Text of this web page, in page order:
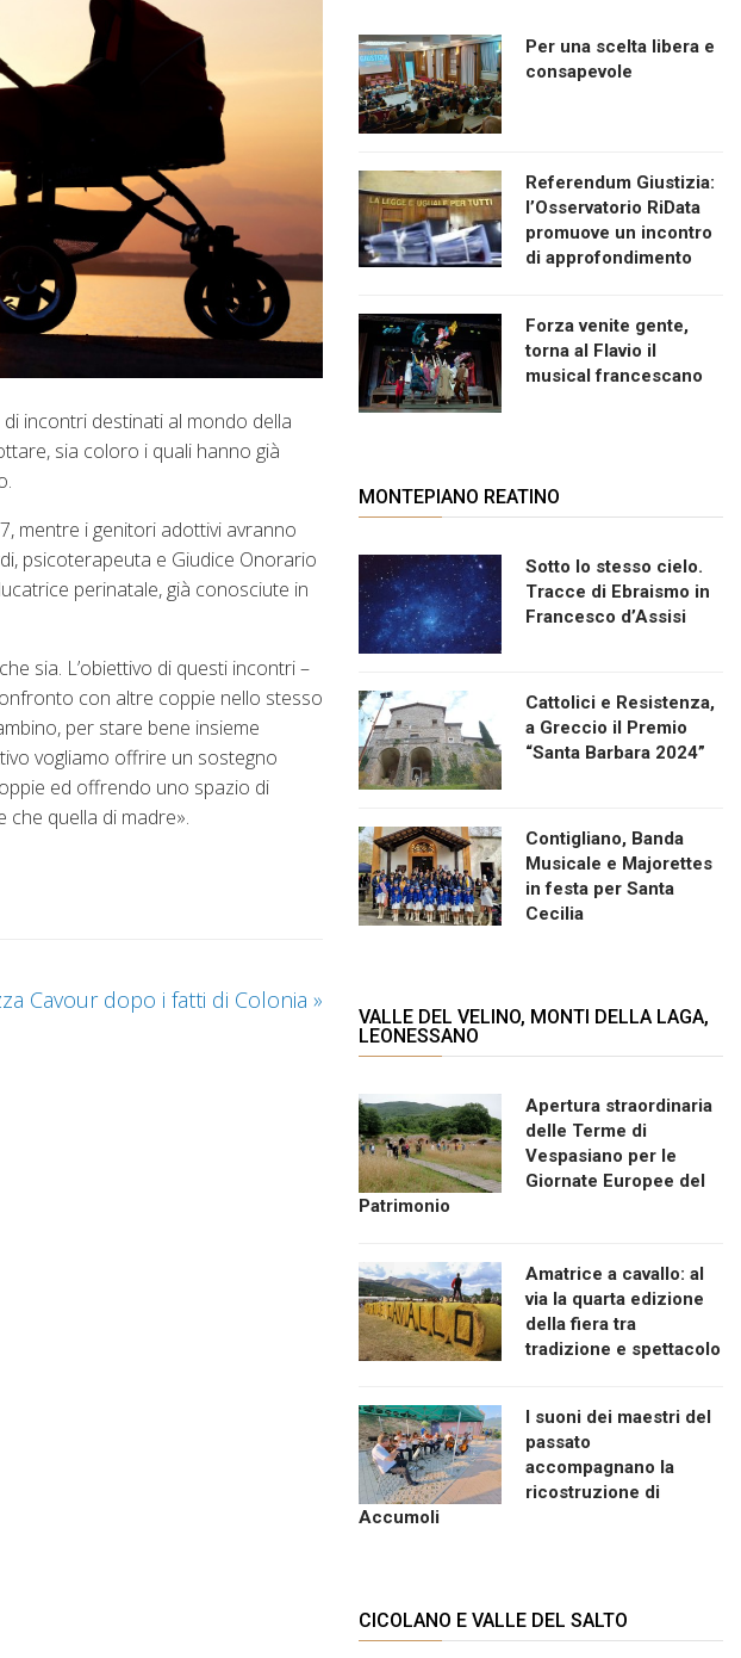
incontri destinati al mondo della
sia coloro i quali hanno già
mentre i genitori adottivi avranno
psicoterapeuta e Giudice Onorario
perinatale, già conosciute in
sia. L’obiettivo di questi incontri –
con altre coppie nello stesso
per stare bene insieme
vogliamo offrire un sostegno
ed offrendo uno spazio di
quella di madre».
Cavour dopo i fatti di Colonia »
Per una scelta libera e
consapevole
Referendum Giustizia:
l’Osservatorio RiData
promuove un incontro
di approfondimento
Forza venite gente,
torna al Flavio il
musical francescano
MONTEPIANO REATINO
Sotto lo stesso cielo.
Tracce di Ebraismo in
Francesco d’Assisi
Cattolici e Resistenza,
a Greccio il Premio
“Santa Barbara 2024”
Contigliano, Banda
Musicale e Majorettes
in festa per Santa
Cecilia
VALLE DEL VELINO, MONTI DELLA LAGA,
LEONESSANO
Apertura straordinaria
delle Terme di
Vespasiano per le
Giornate Europee del
Patrimonio
Amatrice a cavallo: al
via la quarta edizione
della fiera tra
tradizione e spettacolo
I suoni dei maestri del
passato
accompagnano la
ricostruzione di
Accumoli
CICOLANO E VALLE DEL SALTO